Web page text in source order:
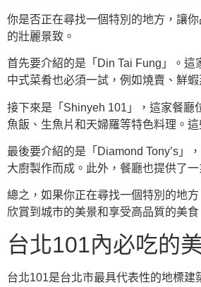
你是否正在尋找一個特別的地方，讓
的壯麗景致。
首先要介紹的是「Din Tai Fung」。
中式菜肴也必須一試，例如燒賣、鮮
接下來是「Shinyeh 101」，這家餐廳
魚飯、生魚片和天婦羅等特色料理。
最後要介紹的是「Diamond Tony’s」
大廚製作而成。此外，餐廳也提供了
總之，如果你正在尋找一個特別的地
欣賞到城市的美景和享受高品質的美食
台北101內必吃的
台北101是台北市最具代表性的地標